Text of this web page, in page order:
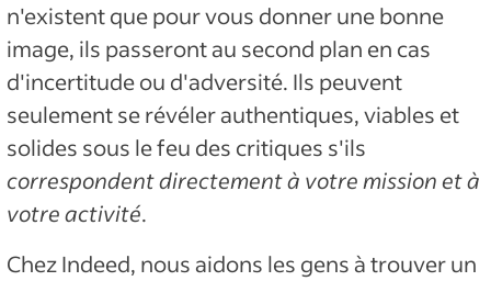
n'existent que pour vous donner une bonne
image, ils passeront au second plan en cas
d'incertitude ou d'adversité. Ils peuvent
seulement se révéler authentiques, viables et
solides sous le feu des critiques s'ils
correspondent directement à votre mission et à
votre activité.
Chez Indeed, nous aidons les gens à trouver un